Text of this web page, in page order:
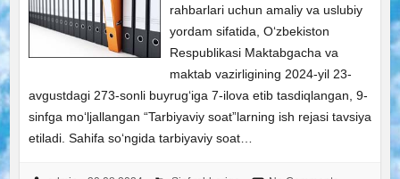
rahbarlari uchun amaliy va uslubiy
yordam sifatida, O‘zbekiston
Respublikasi Maktabgacha va
maktab vazirligining 2024-yil 23-
avgustdagi 273-sonli buyrug‘iga 7-ilova etib tasdiqlangan, 9-
sinfga mo‘ljallangan “Tarbiyaviy soat”larning ish rejasi tavsiya
etiladi. Sahifa so‘ngida tarbiyaviy soat…